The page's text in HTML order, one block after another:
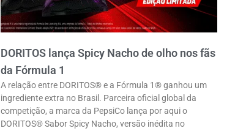
DORITOS lança Spicy Nacho de olho nos fãs
da Fórmula 1
A relação entre DORITOS® e a Fórmula 1® ganhou um
ingrediente extra no Brasil. Parceira oficial global da
competição, a marca da PepsiCo lança por aqui o
DORITOS® Sabor Spicy Nacho, versão inédita no